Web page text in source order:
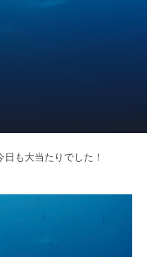
も大当たりでした！